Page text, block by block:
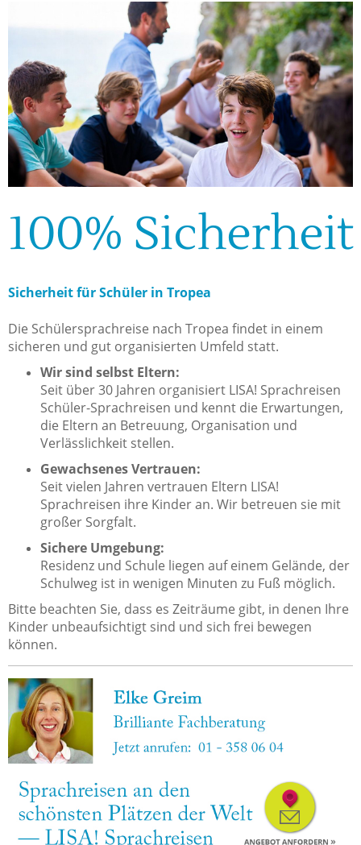
100% Sicherheit
Sicherheit für Schüler in Tropea
Die Schülersprachreise nach Tropea findet in einem
sicheren und gut organisierten Umfeld statt.
Wir sind selbst Eltern:
Seit über 30 Jahren organisiert LISA! Sprachreisen
Schüler-Sprachreisen und kennt die Erwartungen,
die Eltern an Betreuung, Organisation und
Verlässlichkeit stellen.
Gewachsenes Vertrauen:
Seit vielen Jahren vertrauen Eltern LISA!
Sprachreisen ihre Kinder an. Wir betreuen sie mit
großer Sorgfalt.
Sichere Umgebung:
Residenz und Schule liegen auf einem Gelände, der
Schulweg ist in wenigen Minuten zu Fuß möglich.
Bitte beachten Sie, dass es Zeiträume gibt, in denen Ihre
Kinder unbeaufsichtigt sind und sich frei bewegen
können.